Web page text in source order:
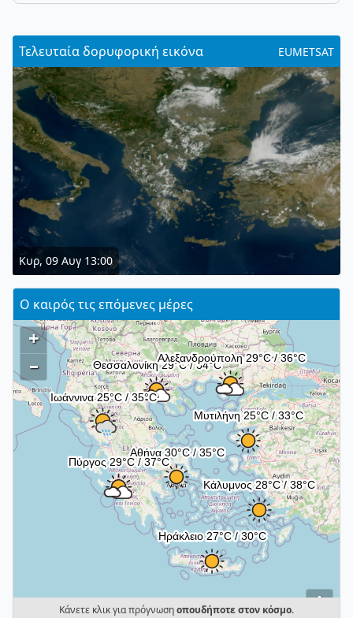
Τελευταία δορυφορική εικόνα EUMETSAT
Κυρ, 09 Αυγ 13:00
Ο καιρός τις επόμενες μέρες
i
+
–
Κάνετε κλικ για πρόγνωσηοπουδήποτε στον κόσμο.